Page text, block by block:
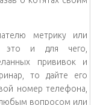
метрику или
это и для чего,
прививок и
то дайте его
номер телефона,
вопросом или